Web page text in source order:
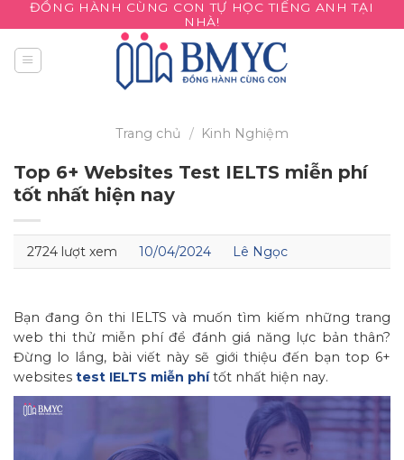
to
content
ĐỒNG HÀNH CÙNG CON TỰ HỌC TIẾNG ANH TẠI
NHÀ!
Trang chủ / Kinh Nghiệm
Top 6+ Websites Test IELTS miễn phí
tốt nhất hiện nay
2724 lượt xem 10/04/2024 Lê Ngọc
Bạn đang ôn thi IELTS và muốn tìm kiếm những trang
web thi thử miễn phí để đánh giá năng lực bản thân?
Đừng lo lắng, bài viết này sẽ giới thiệu đến bạn top 6+
websites test IELTS miễn phí tốt nhất hiện nay.